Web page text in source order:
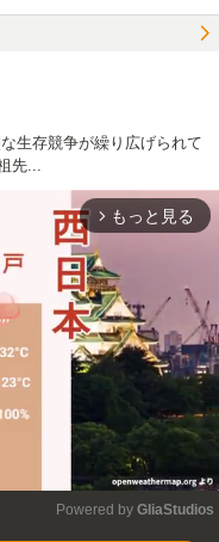
生存競争が繰り広げられて
先...
arrow_forward_ios もっと見る
Powered by GliaStudios